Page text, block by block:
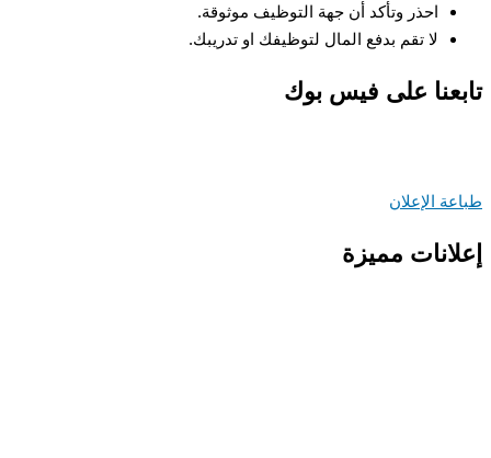
احذر وتأكد أن جهة التوظيف موثوقة.
لا تقم بدفع المال لتوظيفك او تدريبك.
على فيس بوك
الإعلان
مميزة